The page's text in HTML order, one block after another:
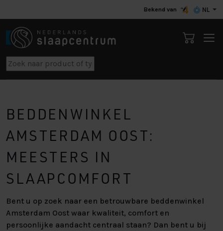
Bekend van NL
BEDDENWINKEL
AMSTERDAM OOST:
MEESTERS IN
SLAAPCOMFORT
Bent u op zoek naar een betrouwbare beddenwinkel
Amsterdam Oost waar kwaliteit, comfort en
persoonlijke aandacht centraal staan? Dan bent u bij